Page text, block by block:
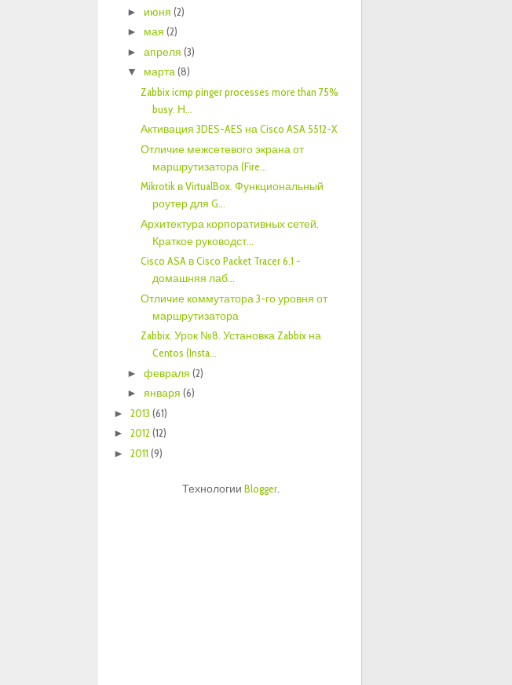
► июня (2)
► мая (2)
► апреля (3)
▼ марта(8)
Zabbix icmp pinger processes more than 75%
busy. Н...
Активация 3DES-AES на Cisco ASA 5512-X
Отличие межсетевого экрана от
маршрутизатора (Fire...
Mikrotik в VirtualBox. Функциональный
роутер для G...
Архитектура корпоративных сетей.
Краткое руководст...
Cisco ASA в Cisco Packet Tracer 6.1 -
домашняя лаб...
Отличие коммутатора 3-го уровня от
маршрутизатора
Zabbix. Урок №8. Установка Zabbix на
Centos (Insta...
► февраля (2)
► января (6)
► 2013 (61)
► 2012 (12)
► 2011 (9)
Технологии Blogger.